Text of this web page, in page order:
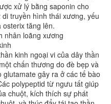
xử lý bằng saponin cho
truyền hình thái xương, yếu
tăng lên.
nhân loãng xương
kinh ngoại vi của dây thần
chấn thương do đè bẹp và
gây ra ở các tế bào
polypeptid từ ngưu tất giúp
chuột, kích thích sự phát